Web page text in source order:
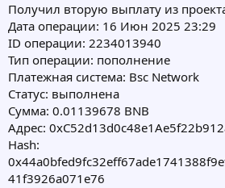
Получил вторую выплату из
Дата операции: 16 Июн 2025 23:29
ID операции: 2234013940
Тип операции: пополнение
Платежная система: Bsc Network
Статус: выполнена
Сумма: 0.01139678 BNB
Адрес:
Hash:
41f3926a071e76